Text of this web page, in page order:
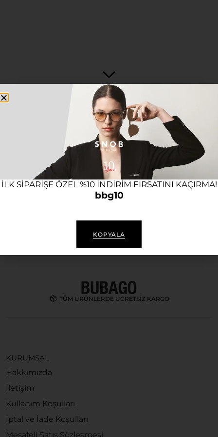
HOME ELEMENTS
ÖNE ÇIKAN ÜRÜNLER
TÜM ÜRÜNLERDE ÜCRETSİZ KARGO
KURUMSAL
Hakkımızda
İletişim
Kullanım Koşulları
İptal ve İade Koşulları
Mesafeli Satış Sözleşmesi
ILK SIPARIŞE ÖZEL %10 INDIRIM FIRSATINI KAÇIRMA!
bbg10
KOPYALA